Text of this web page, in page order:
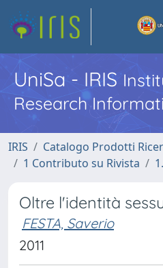
UniSa - IRIS
Research
IRIS
Catalogo Prodotti
1 Contributo su Rivista
Oltre l'identità
FESTA, Saverio
2011